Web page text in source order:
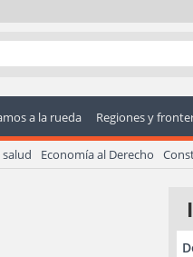
a la rueda Regiones y
Economía al Derecho